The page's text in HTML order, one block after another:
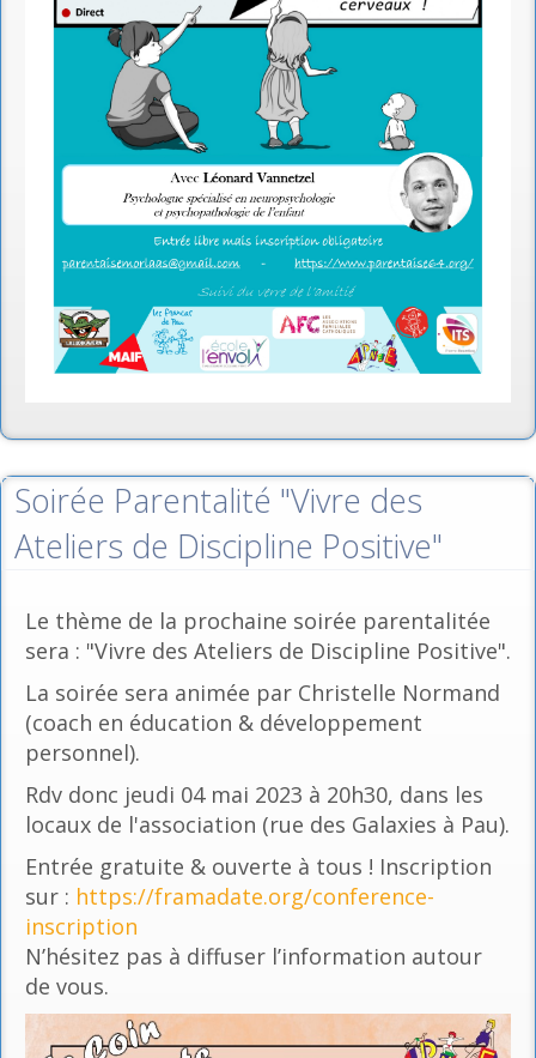
Soirée Parentalité "Vivre des
Ateliers de Discipline Positive"
Le thème de la prochaine soirée parentalitée
sera : "Vivre des Ateliers de Discipline Positive".
La soirée sera animée par Christelle Normand
(coach en éducation & développement
personnel).
Rdv donc jeudi 04 mai 2023 à 20h30, dans les
locaux de l'association (rue des Galaxies à Pau).
Entrée gratuite & ouverte à tous ! Inscription
sur : https://framadate.org/conference-
inscription
N’hésitez pas à diffuser l’information autour
de vous.